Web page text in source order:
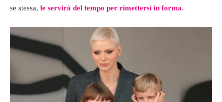
se stessa, le servirà del tempo per rimettersi in forma.